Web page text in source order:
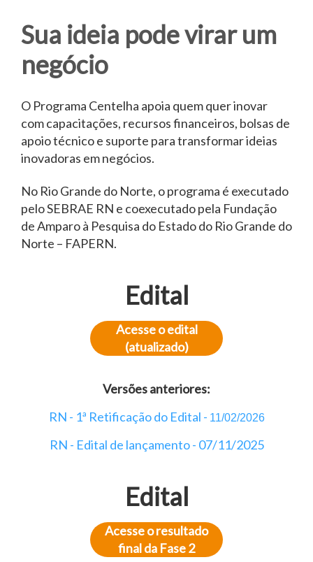
Sua ideia pode virar um
negócio
O Programa Centelha apoia quem quer inovar
com capacitações, recursos financeiros, bolsas de
apoio técnico e suporte para transformar ideias
inovadoras em negócios.
No Rio Grande do Norte, o programa é executado
pelo SEBRAE RN e coexecutado pela Fundação
de Amparo à Pesquisa do Estado do Rio Grande do
Norte – FAPERN.
Edital
Acesse o edital
(atualizado)
Versões anteriores:
RN - 1ª Retificação do Edital - 11/02/2026
RN - Edital de lançamento - 07/11/2025
Edital
Acesse o resultado
final da Fase 2